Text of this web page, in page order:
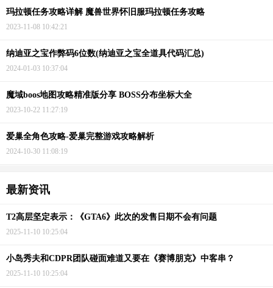
玛拉顿任务攻略详解 魔兽世界怀旧服玛拉顿任务攻略
2023-11-08 10:42:21
纳迪亚之宝作弊码6位数(纳迪亚之宝全道具代码汇总)
2024-01-03 10:37:04
魔域boos地图攻略精准版分享 BOSS分布坐标大全
2023-10-22 11:27:19
爱巢全角色攻略-爱巢完整游戏攻略解析
2024-10-30 11:08:19
最新资讯
T2高层坚定表示：《GTA6》此次的发售日期不会有问题
2025-11-10 10:25:04
小岛秀夫和CDPR团队碰面难道又要在《赛博朋克》中客串？
2025-11-10 10:25:04